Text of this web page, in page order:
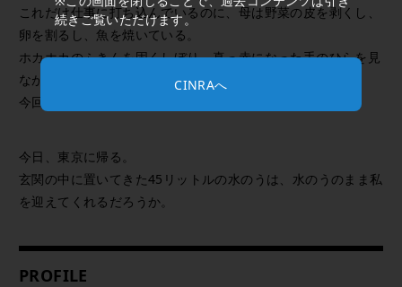
続きご覧いただけます。
CINRAへ
これだけ仕事に打ち込んでいるのに、母は野菜の皮を剥くし、
卵を割るし、魚を焼いている。
ホカホカのふきんを固くしぼり、真っ赤になった手のひらを見
ながら、
今回のことは書いておいた方がいいかもしれないと思った。
今日、東京に帰る。
玄関の中に置いてきた45リットルの水のうは、水のうのまま私
を迎えてくれるだろうか。
PROFILE